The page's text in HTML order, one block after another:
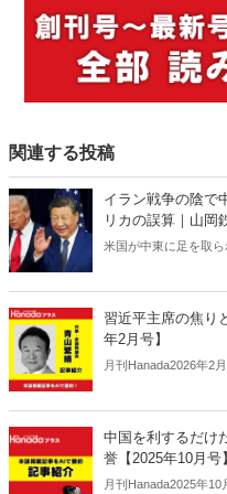
関連する投稿
イラン戦争の陰
リカの誤算｜山岡
米国が中東に足を取
習近平主席の焦り
年2月号】
月刊Hanada2026年2
中国を利するだけ
誉【2025年10月号】
月刊Hanada2025年10